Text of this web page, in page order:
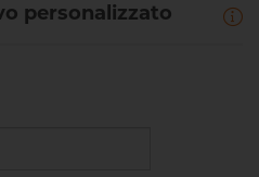
personalizzato